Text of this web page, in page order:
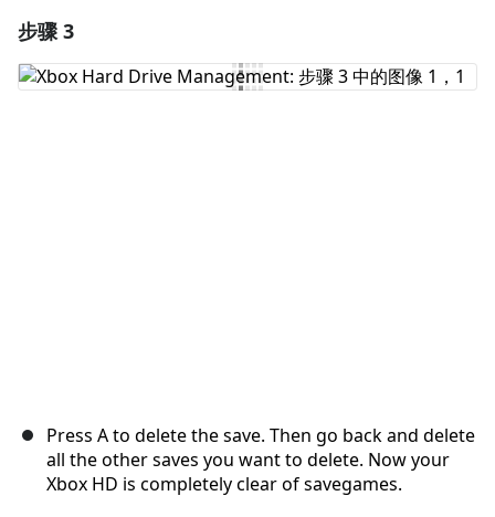
添加评论
步骤 3
Press A to delete the save. Then go back and delete
all the other saves you want to delete. Now your
Xbox HD is completely clear of savegames.